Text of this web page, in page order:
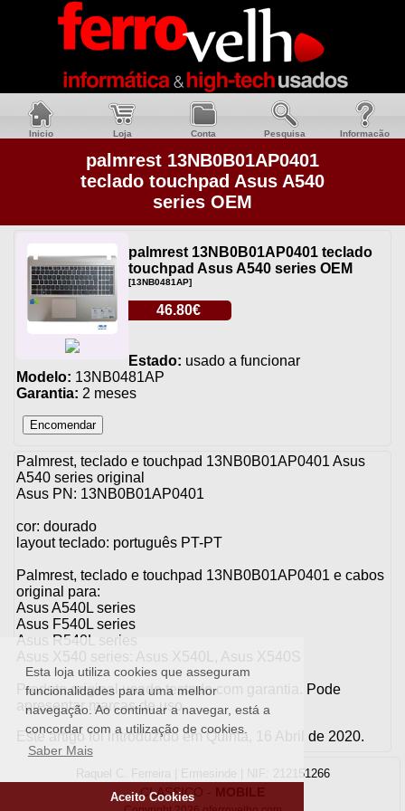
Esta loja utiliza cookies que asseguram
funcionalidades para uma melhor
navegação. Ao continuar a navegar, está a
concordar com a utilização de cookies.
Saber Mais
Aceito Cookies
Inicio Loja Conta Pesquisa Informacão
palmrest 13NB0B01AP0401
teclado touchpad Asus A540
series OEM
palmrest 13NB0B01AP0401 teclado
touchpad Asus A540 series OEM
[13NB0481AP]
46.80€
Estado: usado a funcionar
Modelo: 13NB0481AP
Garantia: 2 meses
Palmrest, teclado e touchpad 13NB0B01AP0401 Asus
A540 series original
Asus PN: 13NB0B01AP0401
cor: dourado
layout teclado: português PT-PT
Palmrest, teclado e touchpad 13NB0B01AP0401 e cabos
original para:
Asus A540L series
Asus F540L series
Asus R540L series
Asus X540 series: Asus X540L, Asus X540S
Produto original usado testado com garantia. Pode
apresentar marcas de uso.
Este artigo foi introduzido em Quinta, 16 Abril de 2020.
Raquel C. Ferreira | Ermesinde | NIF: 212151266
CLASSICO - MOBILE